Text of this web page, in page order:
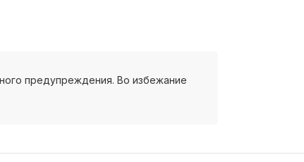
предупреждения. Во избежание